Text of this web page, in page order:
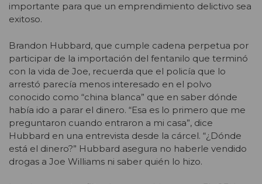
importante para que un emprendimiento delictivo sea
exitoso.
Brandon Hubbard, que cumple cadena perpetua por
participar de la importación del fentanilo que terminó
con la vida de Joe, recuerda que el policía que lo
arrestó parecía menos interesado en el polvo
conocido como “china blanca” que en saber dónde
había ido a parar el dinero. “Esa es lo primero que me
preguntaron cuando entraron a mi casa”, dice
Hubbard en una entrevista desde la cárcel. “¿Dónde
está el dinero?” Hubbard asegura no haberle vendido
drogas a Joe Williams ni saber quién lo hizo.